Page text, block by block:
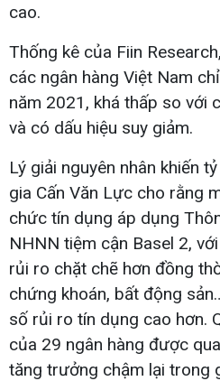
cao.
Thống kê của Fiin
các ngân hàng Việt Nam
năm 2021, khá thấp so với
và có dấu hiệu suy giảm.
Lý giải nguyên nhân khiến
gia Cấn Văn Lực cho rằng
chức tín dụng áp dụng
NHNN tiệm cận Basel 2,
rủi ro chặt chẽ hơn đồng
chứng khoán, bất động
số rủi ro tín dụng cao hơn.
của 29 ngân hàng được
tăng trưởng chậm lại trong